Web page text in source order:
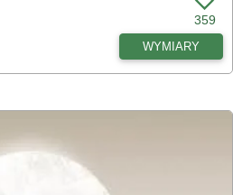
359
WYMIARY